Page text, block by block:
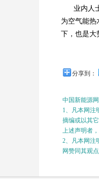
业内人
为空气能热
下，也是大
分享到：
中国新能源
1、凡本网注
摘编或以其
上述声明者
2、凡本网注
网赞同其观